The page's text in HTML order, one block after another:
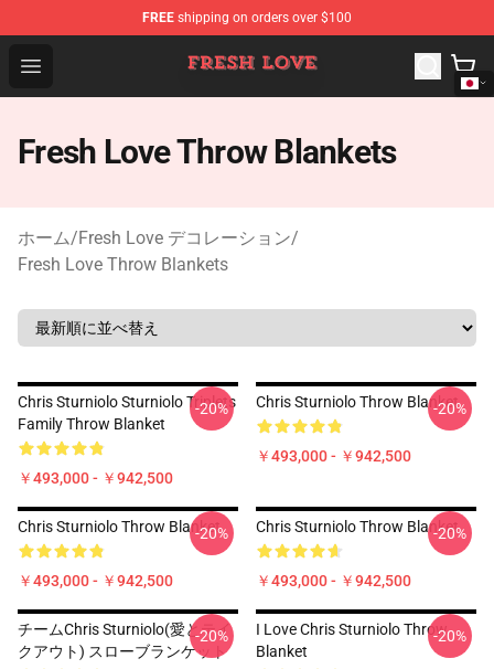
FREE shipping on orders over $100
Open menu
Fresh Love Store - Official Fresh Love Merchandise Shop
Fresh Love Throw Blankets
ホーム/Fresh Love デコレーション/
Fresh Love Throw Blankets
Chris Sturniolo Sturniolo Triplets
Family Throw Blanket
￥493,000 - ￥942,500
-20% Chris Sturniolo Throw Blanket
￥493,000 - ￥942,500
-20%
Chris Sturniolo Throw Blanket
￥493,000 - ￥942,500
-20% Chris Sturniolo Throw Blanket
￥493,000 - ￥942,500
-20%
チームChris Sturniolo(愛とテイ
クアウト) スローブランケット
-20%
I Love Chris Sturniolo Throw
Blanket
-20%